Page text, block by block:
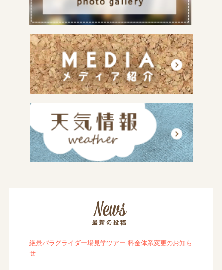
絶景パラグライダー場見学ツアー 料金体系変更のお知ら
せ